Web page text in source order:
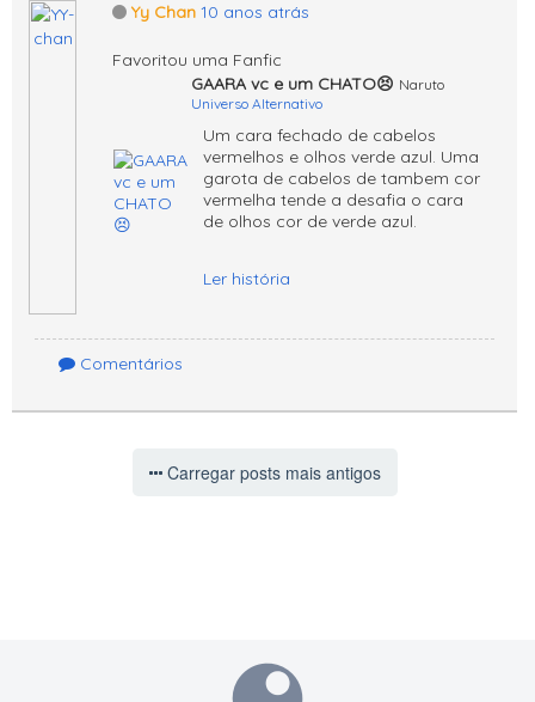
Yy Chan 10 anos atrás
Favoritou uma Fanfic
GAARA vc e um CHATO😣 Naruto
Universo Alternativo
Um cara fechado de cabelos
vermelhos e olhos verde azul. Uma
garota de cabelos de tambem cor
vermelha tende a desafia o cara
de olhos cor de verde azul.
Ler história
Comentários
Carregar posts mais antigos